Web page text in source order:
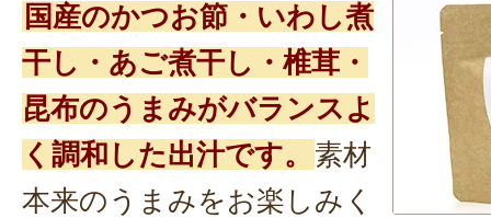
国産のかつお節・いわし煮
干し・あご煮干し・椎茸・
昆布のうまみがバランスよ
く調和した出汁です。
素材
本来のうまみをお楽しみく